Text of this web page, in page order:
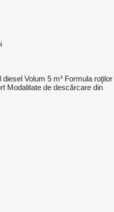
diesel Volum 5 m³ Formula roţilor
Modalitate de descărcare din